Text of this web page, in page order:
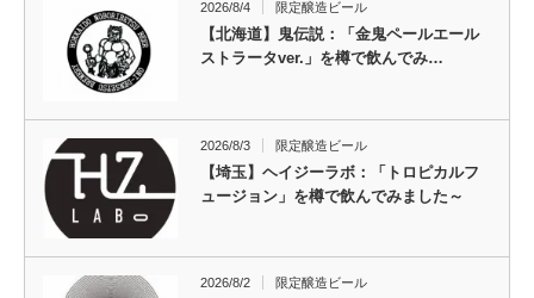
2026/8/4 限定醸造ビール
【北海道】鬼伝説：「金鬼ペールエール
ストラータver.」を樽で飲んでみ…
2026/8/3 限定醸造ビール
【埼玉】ヘイジーラボ：「トロピカルフ
ュージョン」を樽で飲んでみました～
2026/8/2 限定醸造ビール